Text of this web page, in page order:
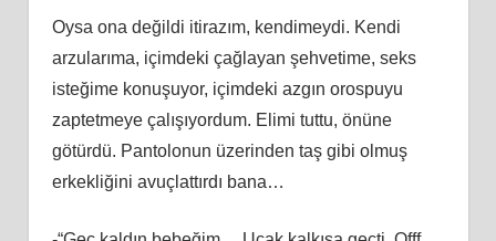
Oysa ona değildi itirazım, kendimeydi. Kendi
arzularıma, içimdeki çağlayan şehvetime, seks
isteğime konuşuyor, içimdeki azgın orospuyu
zaptetmeye çalışıyordum. Elimi tuttu, önüne
götürdü. Pantolonun üzerinden taş gibi olmuş
erkekliğini avuçlattırdı bana…